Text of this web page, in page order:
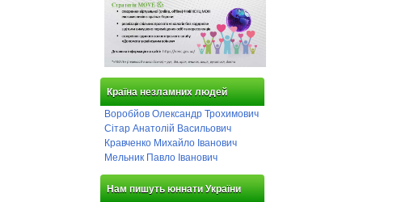
Країна незламних людей
Воробйов Олександр Трохимович
Сітар Анатолій Васильович
Кравченко Михайло Іванович
Мельник Павло Іванович
Нам пишуть юннати України